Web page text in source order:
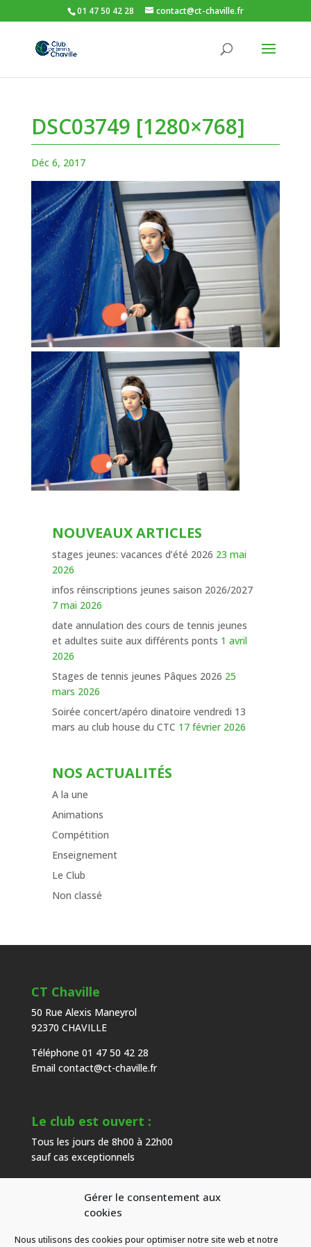
Gérer le consentement aux
cookies
Nous utilisons des cookies pour optimiser notre site web et notre
01 47 50 42 28 contact@ct-chaville.fr
DSC03749 [1280×768]
Déc 6, 2017
NOUVEAUX ARTICLES
stages jeunes: vacances d’été 2026 23 mai
2026
infos réinscriptions jeunes saison 2026/2027
7 mai 2026
date annulation des cours de tennis jeunes
et adultes suite aux différents ponts 1 avril
2026
Stages de tennis jeunes Pâques 2026 25
mars 2026
Soirée concert/apéro dinatoire vendredi 13
mars au club house du CTC 17 février 2026
NOS ACTUALITÉS
A la une
Animations
Compétition
Enseignement
Le Club
Non classé
CT Chaville
50 Rue Alexis Maneyrol
92370 CHAVILLE
Téléphone 01 47 50 42 28
Email contact@ct-chaville.fr
Le club est ouvert :
Tous les jours de 8h00 à 22h00
sauf cas exceptionnels
Heures d’ouverture de l’accueil :